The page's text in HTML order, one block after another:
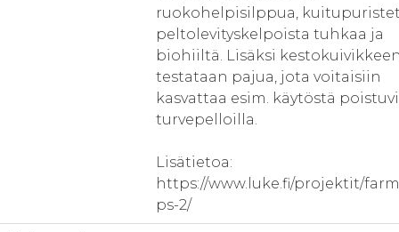
ruokohelpisilppua,
peltolevityskelpoista tuhkaa ja
biohiiltä. Lisäksi
testataan pajua, jota voitaisiin
kasvattaa esim. käytöstä
turvepelloilla.
Lisätietoa:
https://www.luke.fi/projektit/
ps-2/